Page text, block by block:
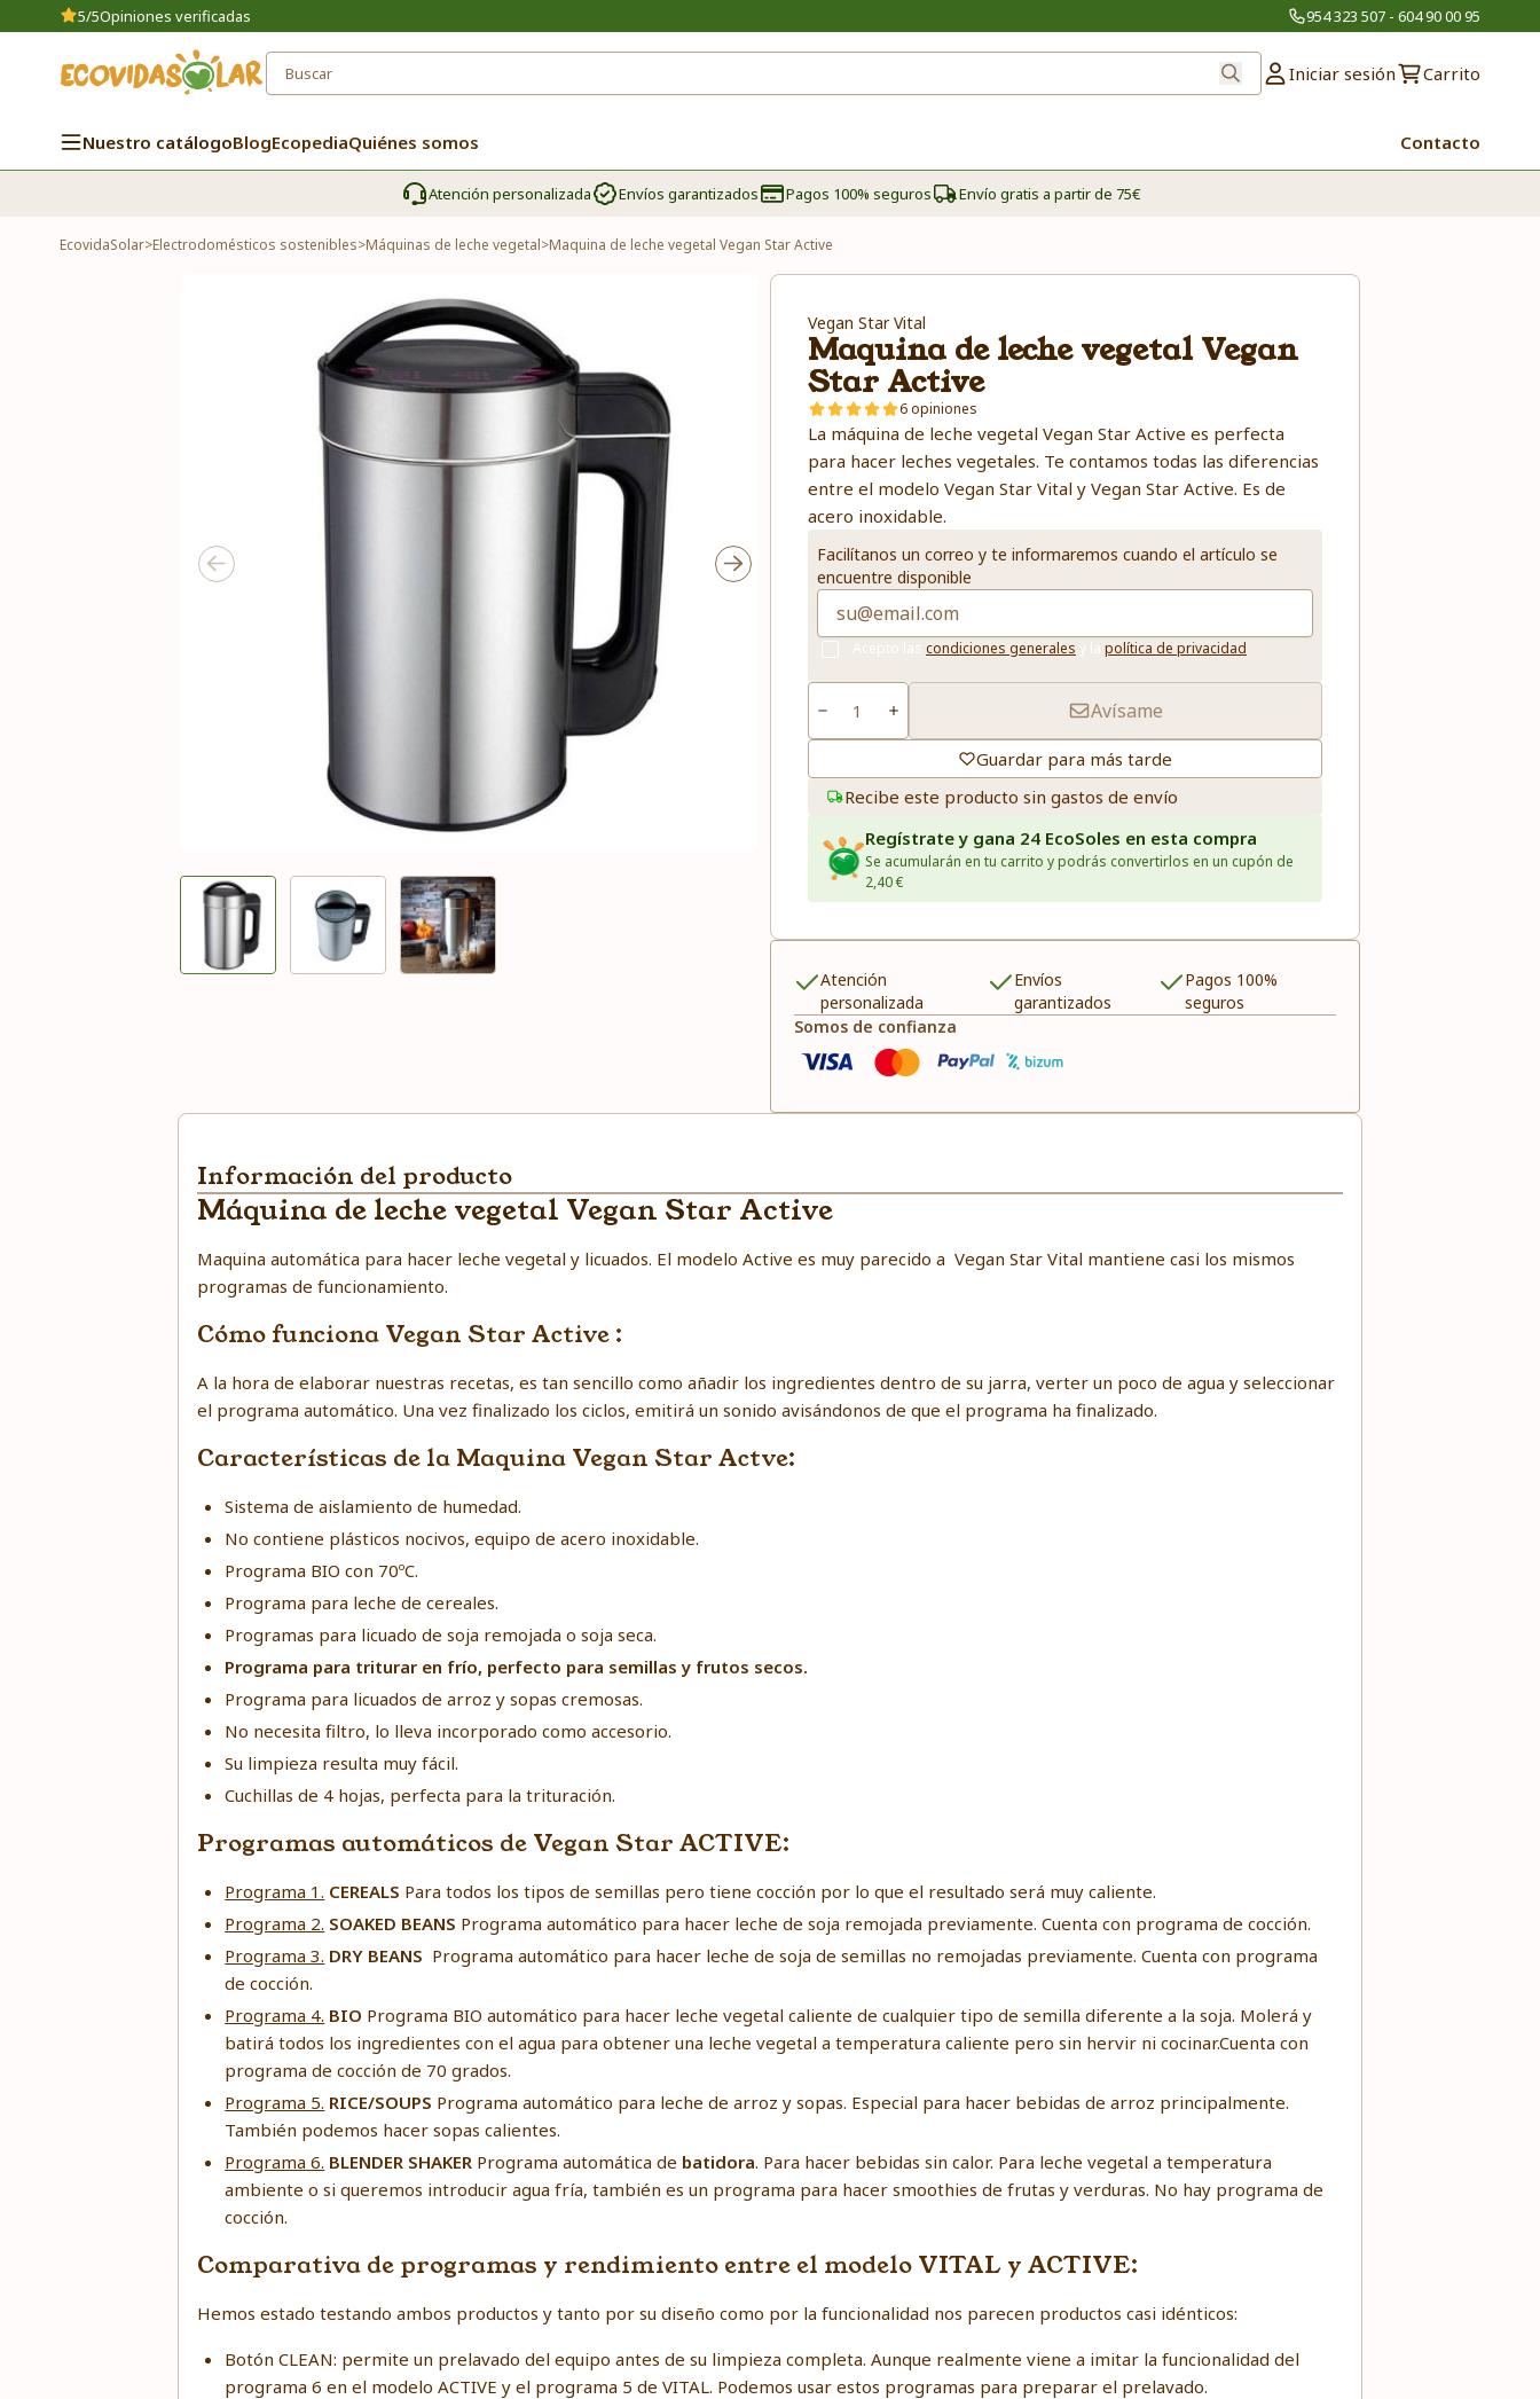
5/5Opiniones verificadas 954 323 507 - 604 90 00 95
Iniciar sesión Carrito
Nuestro catálogoBlogEcopediaQuiénes somos Contacto
Atención personalizada Envíos garantizados Pagos 100% seguros Envío gratis a partir de 75€
EcovidaSolar>Electrodomésticos sostenibles>Máquinas de leche vegetal>Maquina de leche vegetal Vegan Star Active
Vegan Star Vital
Maquina de leche vegetal Vegan
Star Active
6 opiniones
La máquina de leche vegetal Vegan Star Active es perfecta
para hacer leches vegetales. Te contamos todas las diferencias
entre el modelo Vegan Star Vital y Vegan Star Active. Es de
acero inoxidable.
Facilítanos un correo y te informaremos cuando el artículo se
encuentre disponible
Acepto las condiciones generales y la política de privacidad
Avísame
Guardar para más tarde
Recibe este producto sin gastos de envío
Regístrate y gana 24 EcoSoles en esta compra
Se acumularán en tu carrito y podrás convertirlos en un cupón de
2,40 €
Atención
personalizada
Envíos
garantizados
Pagos 100%
seguros
Somos de confianza
Información del producto
Máquina de leche vegetal Vegan Star Active
Maquina automática para hacer leche vegetal y licuados. El modelo Active es muy parecido a Vegan Star Vital mantiene casi los mismos
programas de funcionamiento.
Cómo funciona Vegan Star Active :
A la hora de elaborar nuestras recetas, es tan sencillo como añadir los ingredientes dentro de su jarra, verter un poco de agua y seleccionar
el programa automático. Una vez finalizado los ciclos, emitirá un sonido avisándonos de que el programa ha finalizado.
Características de la Maquina Vegan Star Actve:
Sistema de aislamiento de humedad.
No contiene plásticos nocivos, equipo de acero inoxidable.
Programa BIO con 70ºC.
Programa para leche de cereales.
Programas para licuado de soja remojada o soja seca.
Programa para triturar en frío, perfecto para semillas y frutos secos.
Programa para licuados de arroz y sopas cremosas.
No necesita filtro, lo lleva incorporado como accesorio.
Su limpieza resulta muy fácil.
Cuchillas de 4 hojas, perfecta para la trituración.
Programas automáticos de Vegan Star ACTIVE:
Programa 1. CEREALS Para todos los tipos de semillas pero tiene cocción por lo que el resultado será muy caliente.
Programa 2. SOAKED BEANS Programa automático para hacer leche de soja remojada previamente. Cuenta con programa de cocción.
Programa 3. DRY BEANS Programa automático para hacer leche de soja de semillas no remojadas previamente. Cuenta con programa
de cocción.
Programa 4. BIO Programa BIO automático para hacer leche vegetal caliente de cualquier tipo de semilla diferente a la soja. Molerá y
batirá todos los ingredientes con el agua para obtener una leche vegetal a temperatura caliente pero sin hervir ni cocinar.Cuenta con
programa de cocción de 70 grados.
Programa 5. RICE/SOUPS Programa automático para leche de arroz y sopas. Especial para hacer bebidas de arroz principalmente.
También podemos hacer sopas calientes.
Programa 6. BLENDER SHAKER Programa automática de batidora. Para hacer bebidas sin calor. Para leche vegetal a temperatura
ambiente o si queremos introducir agua fría, también es un programa para hacer smoothies de frutas y verduras. No hay programa de
cocción.
Comparativa de programas y rendimiento entre el modelo VITAL y ACTIVE:
Hemos estado testando ambos productos y tanto por su diseño como por la funcionalidad nos parecen productos casi idénticos:
Botón CLEAN: permite un prelavado del equipo antes de su limpieza completa. Aunque realmente viene a imitar la funcionalidad del
programa 6 en el modelo ACTIVE y el programa 5 de VITAL. Podemos usar estos programas para preparar el prelavado.